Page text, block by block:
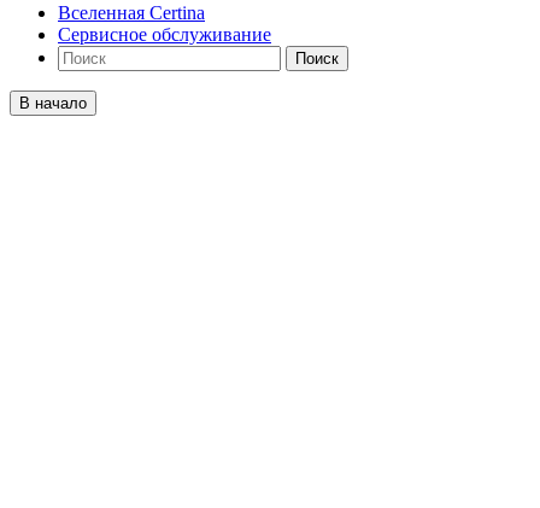
Вселенная Certina
Сервисное обслуживание
Поиск
В начало